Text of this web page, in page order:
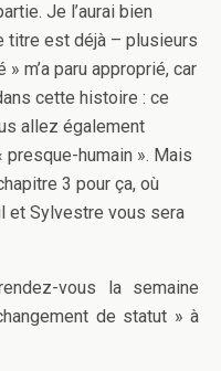
Je l’aurai bien
titre est déjà – plusieurs
m’a paru approprié, car
cette histoire : ce
allez également
humain ». Mais
3 pour ça, où
et Sylvestre vous sera
vous la semaine
de statut » à